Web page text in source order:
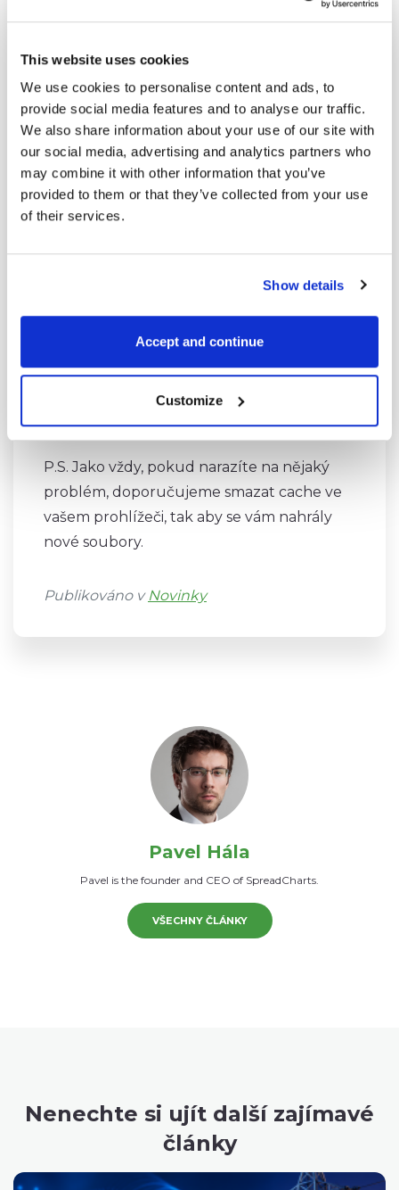
This website uses cookies
We use cookies to personalise content and ads, to
provide social media features and to analyse our traffic.
We also share information about your use of our site with
our social media, advertising and analytics partners who
may combine it with other information that you’ve
provided to them or that they’ve collected from your use
of their services.
Show details
Accept and continue
Customize
Věříme že se vám nové funkce budou líbit.
P.S. Jako vždy, pokud narazíte na nějaký
problém, doporučujeme smazat cache ve
vašem prohlížeči, tak aby se vám nahrály
nové soubory.
Publikováno v Novinky
Pavel Hála
Pavel is the founder and CEO of SpreadCharts.
VŠECHNY ČLÁNKY
Nenechte si ujít další zajímavé
články